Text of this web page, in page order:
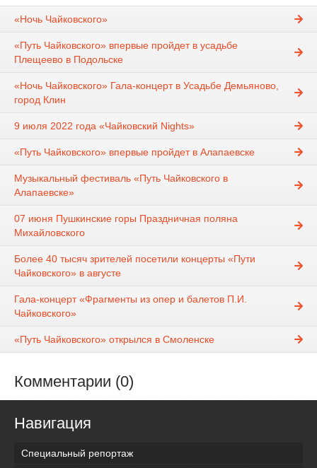
«Ночь Чайковского»
«Путь Чайковского» впервые пройдет в усадьбе
Плещеево в Подольске
«Ночь Чайковского» Гала-концерт в Усадьбе Демьяново,
город Клин
9 июля 2022 года «Чайковский Nights»
«Путь Чайковского» впервые пройдет в Алапаевске
Музыкальный фестиваль «Путь Чайковского в
Алапаевске»
07 июня Пушкинские горы Праздничная поляна
Михайловского
Более 40 тысяч зрителей посетили концерты «Пути
Чайковского» в августе
Гала-концерт «Фрагменты из опер и балетов П.И.
Чайковского»
«Путь Чайковского» открылся в Смоленске
Комментарии (0)
Навигация
Специальный репортаж